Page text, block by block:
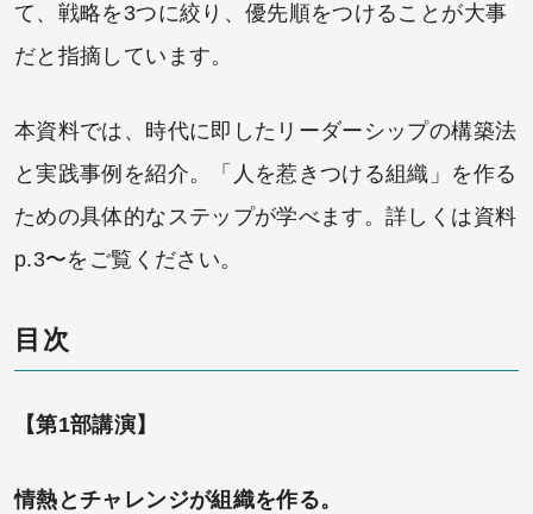
て、戦略を3つに絞り、優先順をつけることが大事
だと指摘しています。
本資料では、時代に即したリーダーシップの構築法
と実践事例を紹介。「人を惹きつける組織」を作る
ための具体的なステップが学べます。詳しくは資料
p.3〜をご覧ください。
目次
【第1部講演】
情熱とチャレンジが組織を作る。